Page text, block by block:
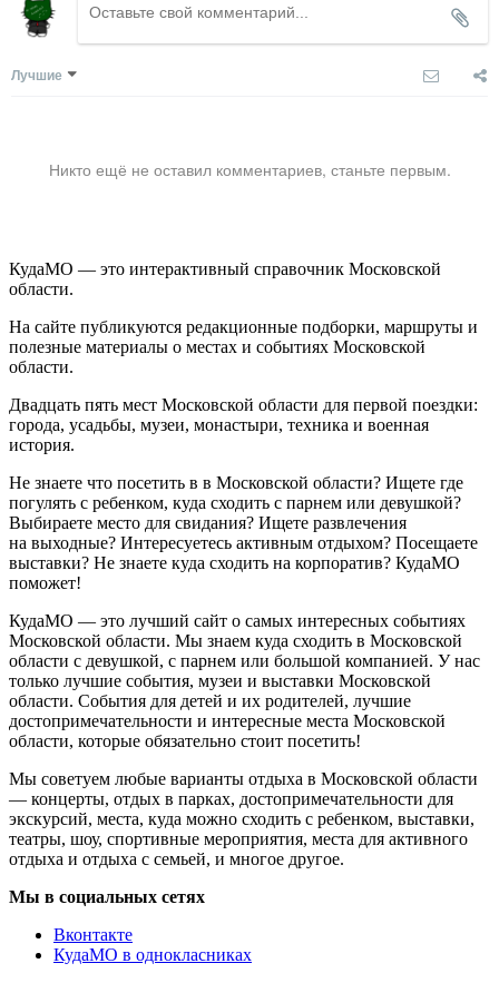
Лучшие
Никто ещё не оставил комментариев, станьте первым.
КудаМО — это интерактивный справочник Московской
области.
На сайте публикуются редакционные подборки, маршруты и
полезные материалы о местах и событиях Московской
области.
Двадцать пять мест Московской области для первой поездки:
города, усадьбы, музеи, монастыри, техника и военная
история.
Не знаете что посетить в в Московской области? Ищете где
погулять с ребенком, куда сходить с парнем или девушкой?
Выбираете место для свидания? Ищете развлечения
на выходные? Интересуетесь активным отдыхом? Посещаете
выставки? Не знаете куда сходить на корпоратив? КудаМО
поможет!
КудаМО — это лучший сайт о самых интересных событиях
Московской области. Мы знаем куда сходить в Московской
области с девушкой, с парнем или большой компанией. У нас
только лучшие события, музеи и выставки Московской
области. События для детей и их родителей, лучшие
достопримечательности и интересные места Московской
области, которые обязательно стоит посетить!
Мы советуем любые варианты отдыха в Московской области
— концерты, отдых в парках, достопримечательности для
экскурсий, места, куда можно сходить с ребенком, выставки,
театры, шоу, спортивные мероприятия, места для активного
отдыха и отдыха с семьей, и многое другое.
Мы в социальных сетях
Вконтакте
КудаМО в однокласниках